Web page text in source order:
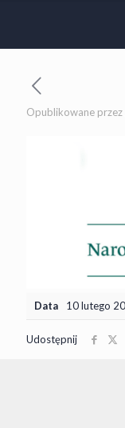
Opublikowane przez
Data 10 lutego
Udostępnij